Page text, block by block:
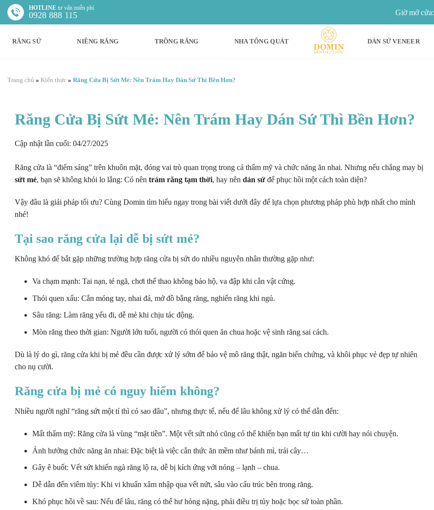
Chuyển
đến
dung
HOTLINE tư vấn miễn phí
0928 888 115 Giờ mở cửa:
RĂNG SỨ NIỀNG RĂNG TRỒNG RĂNG NHA TỔNG QUÁT DÁN SỨ VENEER
Trang chủ » Kiến thức » Răng Cửa Bị Sứt Mẻ: Nên Trám Hay Dán Sứ Thì Bền Hơn?
Răng Cửa Bị Sứt Mẻ: Nên Trám Hay Dán Sứ Thì Bền Hơn?
Cập nhật lần cuối: 04/27/2025
Răng cửa là “điểm sáng” trên khuôn mặt, đóng vai trò quan trọng trong cả thẩm mỹ và chức năng ăn nhai. Nhưng nếu chẳng may bị
sứt mẻ, bạn sẽ không khỏi lo lắng: Có nên trám răng tạm thời, hay nên dán sứ để phục hồi một cách toàn diện?
Vậy đâu là giải pháp tối ưu? Cùng Domin tìm hiểu ngay trong bài viết dưới đây để lựa chọn phương pháp phù hợp nhất cho mình
nhé!
Tại sao răng cửa lại dễ bị sứt mẻ?
Không khó để bắt gặp những trường hợp răng cửa bị sứt do nhiều nguyên nhân thường gặp như:
Va chạm mạnh: Tai nạn, té ngã, chơi thể thao không bảo hộ, va đập khi cắn vật cứng.
Thói quen xấu: Cắn móng tay, nhai đá, mở đồ bằng răng, nghiến răng khi ngủ.
Sâu răng: Làm răng yếu đi, dễ mẻ khi chịu tác động.
Mòn răng theo thời gian: Người lớn tuổi, người có thói quen ăn chua hoặc vệ sinh răng sai cách.
Dù là lý do gì, răng cửa khi bị mẻ đều cần được xử lý sớm để bảo vệ mô răng thật, ngăn biến chứng, và khôi phục vẻ đẹp tự nhiên
cho nụ cười.
Răng cửa bị mẻ có nguy hiểm không?
Nhiều người nghĩ “răng sứt một tí thì có sao đâu”, nhưng thực tế, nếu để lâu không xử lý có thể dẫn đến:
Mất thẩm mỹ: Răng cửa là vùng “mặt tiền”. Một vết sứt nhỏ cũng có thể khiến bạn mất tự tin khi cười hay nói chuyện.
Ảnh hưởng chức năng ăn nhai: Đặc biệt là việc cắn thức ăn mềm như bánh mì, trái cây…
Gây ê buốt: Vết sứt khiến ngà răng lộ ra, dễ bị kích ứng với nóng – lạnh – chua.
Dễ dẫn đến viêm tủy: Khi vi khuẩn xâm nhập qua vết nứt, sâu vào cấu trúc bên trong răng.
Khó phục hồi về sau: Nếu để lâu, răng có thể hư hỏng nặng, phải điều trị tủy hoặc bọc sứ toàn phần.